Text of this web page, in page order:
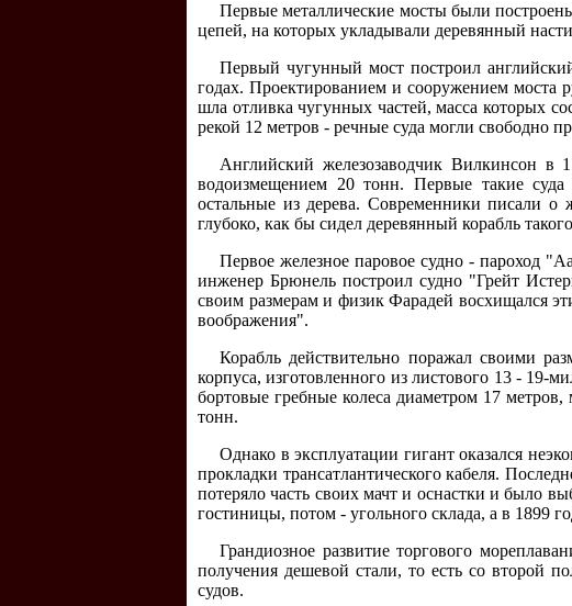
Первые металлические мосты были
цепей, на которых укладывали деревянный
Первый чугунный мост построил
годах. Проектированием и сооружением моста
шла отливка чугунных частей, масса которых
рекой 12 метров - речные суда могли свободно
Английский железозаводчик Вилкинсон в
водоизмещением 20 тонн. Первые такие суда
остальные из дерева. Современники писали о
глубоко, как бы сидел деревянный корабль
Первое железное паровое судно - пароход
инженер Брюнель построил судно "Грейт
своим размерам и физик Фарадей восхищался
воображения".
Корабль действительно поражал своими
корпуса, изготовленного из листового 13 - 19-
бортовые гребные колеса диаметром 17
тонн.
Однако в эксплуатации гигант оказался
прокладки трансатлантического кабеля.
потеряло часть своих мачт и оснастки и было
гостиницы, потом - угольного склада, а в 1899
Грандиозное развитие торгового
получения дешевой стали, то есть со второй
судов.